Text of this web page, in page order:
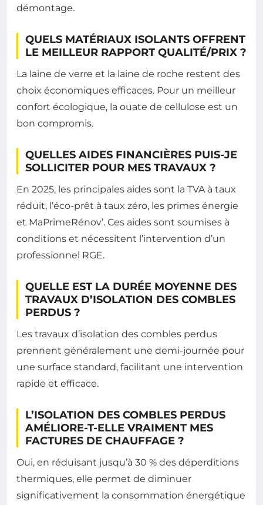
démontage.
QUELS MATÉRIAUX ISOLANTS OFFRENT
LE MEILLEUR RAPPORT QUALITÉ/PRIX ?
La laine de verre et la laine de roche restent des
choix économiques efficaces. Pour un meilleur
confort écologique, la ouate de cellulose est un
bon compromis.
QUELLES AIDES FINANCIÈRES PUIS-JE
SOLLICITER POUR MES TRAVAUX ?
En 2025, les principales aides sont la TVA à taux
réduit, l’éco-prêt à taux zéro, les primes énergie
et MaPrimeRénov’. Ces aides sont soumises à
conditions et nécessitent l’intervention d’un
professionnel RGE.
QUELLE EST LA DURÉE MOYENNE DES
TRAVAUX D’ISOLATION DES COMBLES
PERDUS ?
Les travaux d’isolation des combles perdus
prennent généralement une demi-journée pour
une surface standard, facilitant une intervention
rapide et efficace.
L’ISOLATION DES COMBLES PERDUS
AMÉLIORE-T-ELLE VRAIMENT MES
FACTURES DE CHAUFFAGE ?
Oui, en réduisant jusqu’à 30 % des déperditions
thermiques, elle permet de diminuer
significativement la consommation énergétique